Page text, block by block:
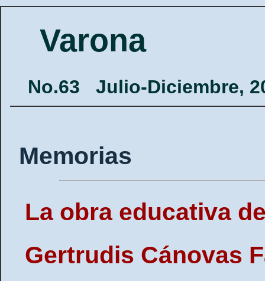
Varona
No.63 Julio-Diciembre,
Memorias
La obra educativa
Gertrudis Cánovas